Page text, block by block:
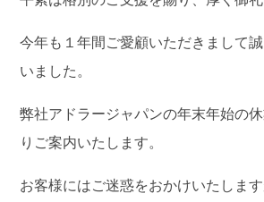
アクセス
今年も１年間ご愛顧いただきまして
いました。
弊社アドラージャパンの年末年始の
りご案内いたします。
お客様にはご迷惑をおかけいたしま